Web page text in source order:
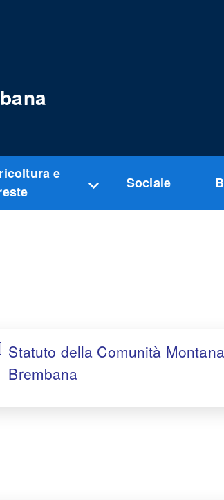
e
Sociale
Statuto della Comunità
Brembana